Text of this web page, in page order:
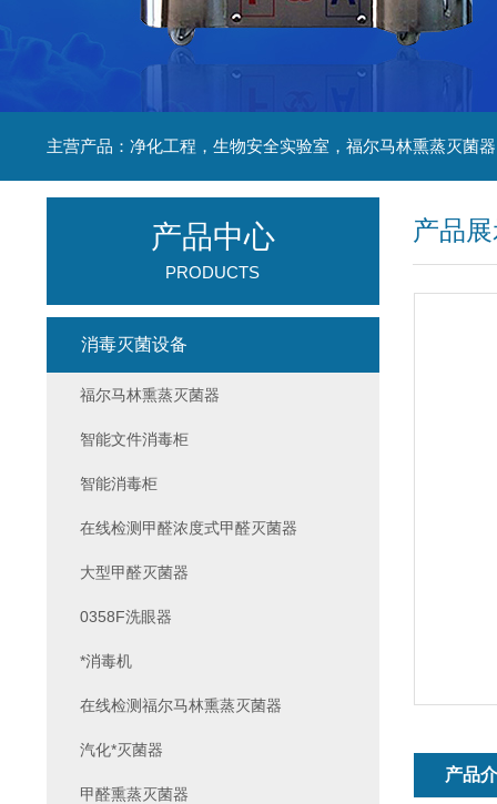
产品
产品
产品中心
PRODUCTS
消毒灭菌设备
福尔马林熏蒸灭菌器
智能文件消毒柜
智能消毒柜
在线检测甲醛浓度式甲醛灭菌器
大型甲醛灭菌器
0358F洗眼器
*消毒机
在线检测福尔马林熏蒸灭菌器
汽化*灭菌器
甲醛熏蒸灭菌器